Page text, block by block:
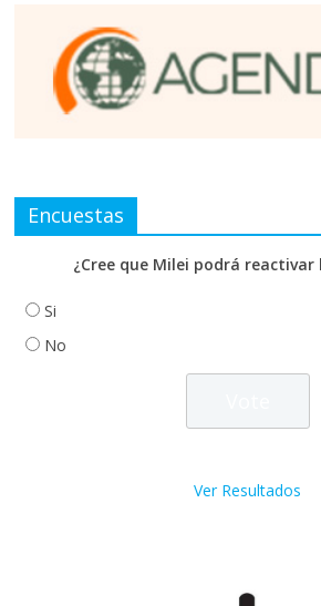
Encuestas
¿Cree que Milei podrá reactivar
Si
No
Ver Resultados